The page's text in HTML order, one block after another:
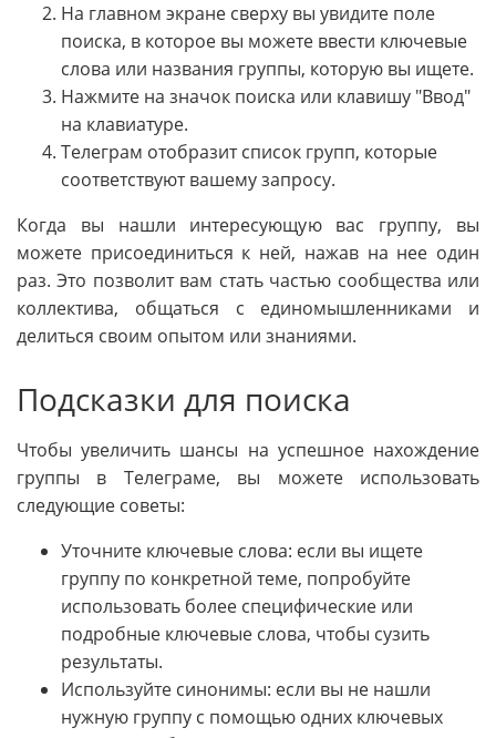
На главном экране сверху вы увидите поле
поиска, в которое вы можете ввести ключевые
слова или названия группы, которую вы ищете.
Нажмите на значок поиска или клавишу "Ввод"
на клавиатуре.
Телеграм отобразит список групп, которые
соответствуют вашему запросу.
Когда вы нашли интересующую вас группу, вы
можете присоединиться к ней, нажав на нее один
раз. Это позволит вам стать частью сообщества или
коллектива, общаться с единомышленниками и
делиться своим опытом или знаниями.
Подсказки для поиска
Чтобы увеличить шансы на успешное нахождение
группы в Телеграме, вы можете использовать
следующие советы:
Уточните ключевые слова: если вы ищете
группу по конкретной теме, попробуйте
использовать более специфические или
подробные ключевые слова, чтобы сузить
результаты.
Используйте синонимы: если вы не нашли
нужную группу с помощью одних ключевых